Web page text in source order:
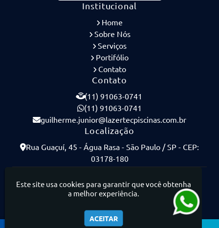
Institucional
Home
Sobre Nós
Serviços
Portifólio
Contato
Contato
(11) 91063-0741
(11) 91063-0741
guilherme.junior@lazertecpiscinas.com.br
Localização
Rua Guaçuí, 45 - Água Rasa - São Paulo / SP - CEP:
03178-180
Este site usa cookies para garantir que você obtenha
a melhor experiência.
ACEITAR